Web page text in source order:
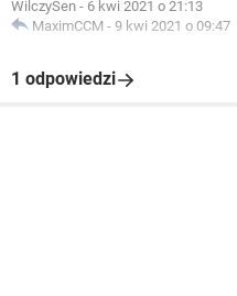
WilczySen - 6 kwi 2021 o 21:13
MaximCCM - 9 kwi 2021 o 09:47
1 odpowiedzi